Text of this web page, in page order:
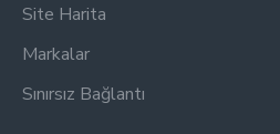
Site Harita
Markalar
Sınırsız Bağlantı